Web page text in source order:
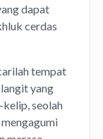
dapat
cerdas
tempat
yang
seolah